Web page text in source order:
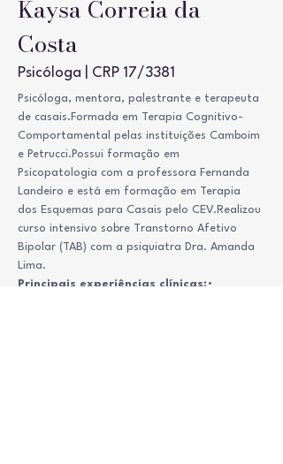
Kaysa Correia da
Costa
Psicóloga | CRP 17/3381
Psicóloga, mentora, palestrante e terapeuta
de casais.Formada em Terapia Cognitivo-
Comportamental pelas instituições Camboim
e Petrucci.Possui formação em
Psicopatologia com a professora Fernanda
Landeiro e está em formação em Terapia
dos Esquemas para Casais pelo CEV.Realizou
curso intensivo sobre Transtorno Afetivo
Bipolar (TAB) com a psiquiatra Dra. Amanda
Lima.
Principais experiências clínicas: •